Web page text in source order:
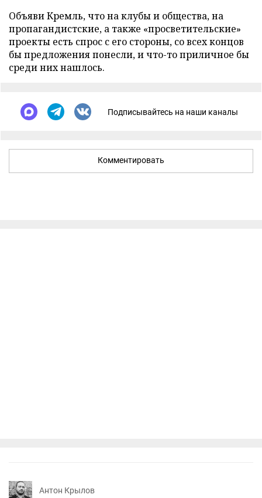
Объяви Кремль, что на клубы и общества, на
пропагандистские, а также «просветительские»
проекты есть спрос с его стороны, со всех концов
бы предложения понесли, и что-то приличное бы
среди них нашлось.
Подписывайтесь на наши каналы
Комментировать
Антон Крылов